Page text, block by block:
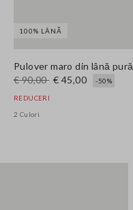
100% LÂNĂ
Pulover maro din lână
€ 90,00 € 45,00 -50%
REDUCERI
2 Culori